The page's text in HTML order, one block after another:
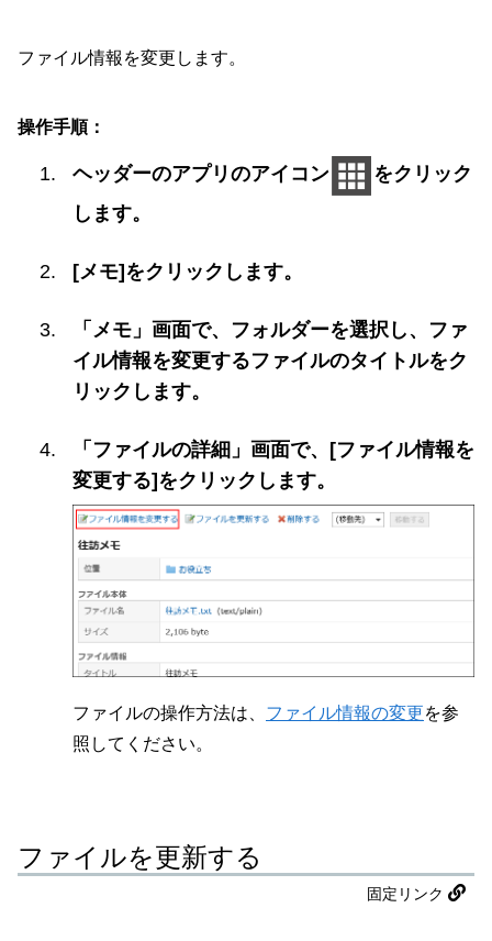
ファイル情報を変更します。
操作手順：
ヘッダーのアプリのアイコン
をクリック
します。
[メモ]をクリックします。
「メモ」画面で、フォルダーを選択し、ファ
イル情報を変更するファイルのタイトルをク
リックします。
「ファイルの詳細」画面で、[ファイル情報を
変更する]をクリックします。
ファイルの操作方法は、 ファイル情報の変更を参
照してください。
ファイルを更新する
固定リンク